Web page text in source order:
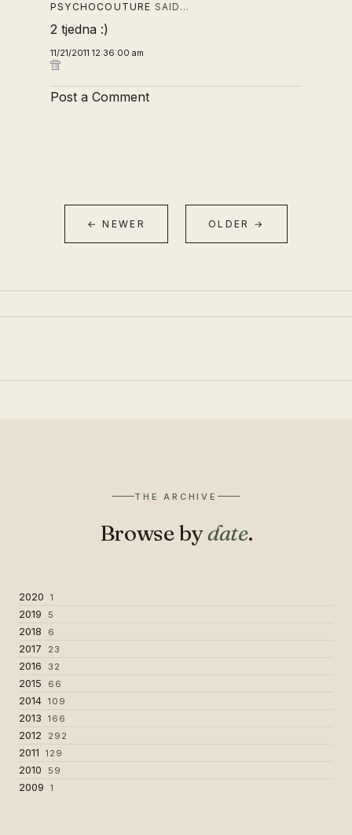
PSYCHOCOUTURE SAID…
2 tjedna :)
11/21/2011 12:36:00 am
Post a Comment
← NEWER OLDER →
THE ARCHIVE
Browse bydate.
2020 1
2019 5
2018 6
2017 23
2016 32
2015 66
2014 109
2013 166
2012 292
2011 129
2010 59
2009 1